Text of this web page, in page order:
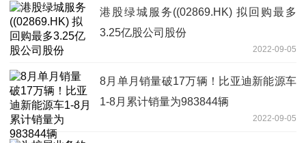
港股绿城服务((02869.HK) 拟回购最多
3.25亿股公司股份
2022-09-05
8月单月销量破17万辆！比亚迪新能源车
1-8月累计销量为983844辆
2022-09-05